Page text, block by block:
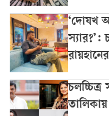
‘দোযখ
স্যার?’:
চলচ্চিত্র